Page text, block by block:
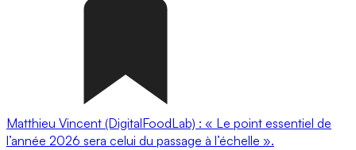
Matthieu Vincent (DigitalFoodLab) : « Le point essentiel de
l’année 2026 sera celui du passage à l’échelle ».